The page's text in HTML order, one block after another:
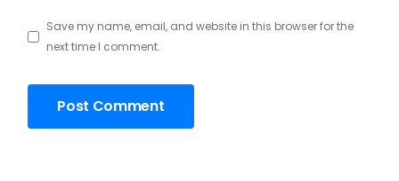
Save my name, email, and website in this browser for the
next time I comment.
Post Comment